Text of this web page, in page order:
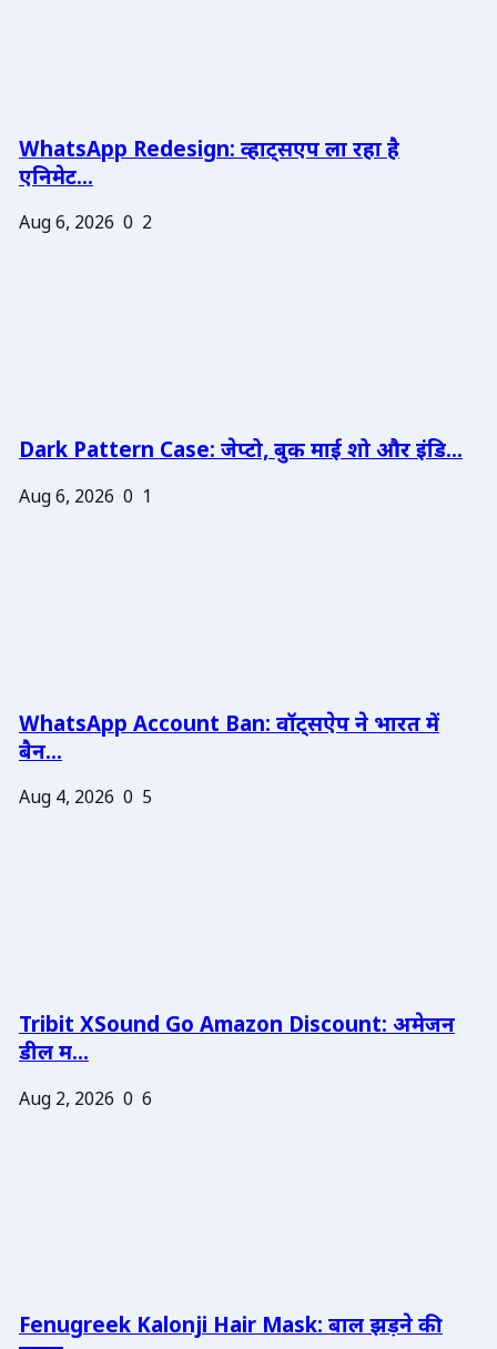
WhatsApp Redesign: व्हाट्सएप ला रहा है
एनिमेट...
Aug 6, 2026 0 2
Dark Pattern Case: जेप्टो, बुक माई शो और इंडि...
Aug 6, 2026 0 1
WhatsApp Account Ban: वॉट्सऐप ने भारत में
बैन...
Aug 4, 2026 0 5
Tribit XSound Go Amazon Discount: अमेजन
डील म...
Aug 2, 2026 0 6
Fenugreek Kalonji Hair Mask: बाल झड़ने की